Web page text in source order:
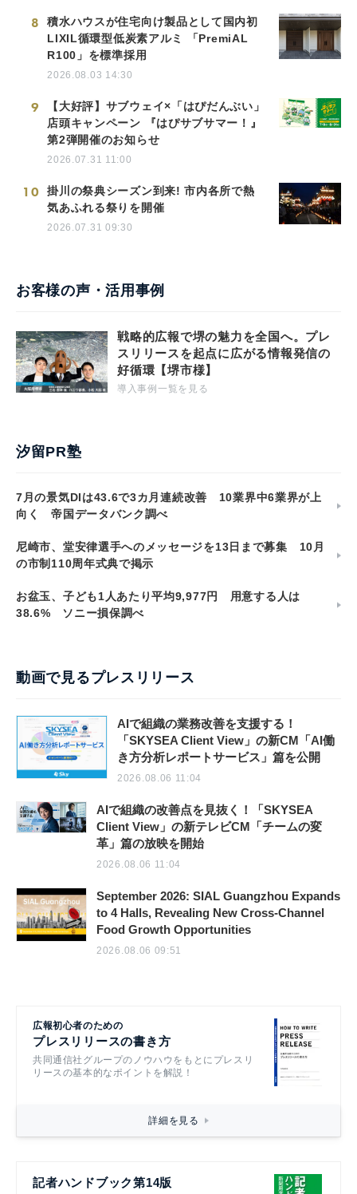
8
積水ハウスが住宅向け製品として国内初
LIXIL循環型低炭素アルミ 「PremiAL
R100」を標準採用
2026.08.03 14:30
9
【大好評】サブウェイ×「はぴだんぶい」
店頭キャンペーン 『はぴサブサマー！』
第2弾開催のお知らせ
2026.07.31 11:00
10
掛川の祭典シーズン到来! 市内各所で熱
気あふれる祭りを開催
2026.07.31 09:30
お客様の声・活用事例
戦略的広報で堺の魅力を全国へ。プレ
スリリースを起点に広がる情報発信の
好循環【堺市様】
導入事例一覧を見る
汐留PR塾
7月の景気DIは43.6で3カ月連続改善 10業界中6業界が上
向く 帝国データバンク調べ
尼崎市、堂安律選手へのメッセージを13日まで募集 10月
の市制110周年式典で掲示
お盆玉、子ども1人あたり平均9,977円 用意する人は
38.6% ソニー損保調べ
動画で見るプレスリリース
AIで組織の業務改善を支援する！
「SKYSEA Client View」の新CM「AI働
き方分析レポートサービス」篇を公開
2026.08.06 11:04
AIで組織の改善点を見抜く！「SKYSEA
Client View」の新テレビCM「チームの変
革」篇の放映を開始
2026.08.06 11:04
September 2026: SIAL Guangzhou Expands
to 4 Halls, Revealing New Cross-Channel
Food Growth Opportunities
2026.08.06 09:51
広報初心者のための
プレスリリースの書き方
共同通信社グループのノウハウをもとにプレスリ
リースの基本的なポイントを解説！
詳細を見る
記者ハンドブック第14版